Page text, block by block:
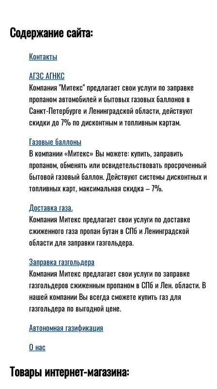
Содержание сайта:
Контакты
АГЗС АГНКС
Компания "Митекс" предлагает свои услуги по заправке
пропаном автомобилей и бытовых газовых баллонов в
Санкт-Петербурге и Ленинградской области, действуют
скидки до 7% по дисконтным и топливным картам.
Газовые баллоны
В компании «Митекс» Вы можете: купить, заправить
пропаном, обменять или освидетельствовать просроченный
бытовой газовый баллон. Действуют системы дисконтных и
топливных карт, максимальная скидка – 7%.
Доставка газа.
Компания Митекс предлагает свои услуги по доставке
сжиженного газа пропан бутан в СПб и Ленинградской
области для заправки газгольдера.
Заправка газгольдера
Компания Митекс предлагает свои услуги по заправке
газгольдеров сжиженным пропаном в СПб и Лен. области. В
нашей компании Вы всегда сможете купить газ для
газгольдера по выгодной цене.
Автономная газификация
О нас
Товары интернет-магазина: